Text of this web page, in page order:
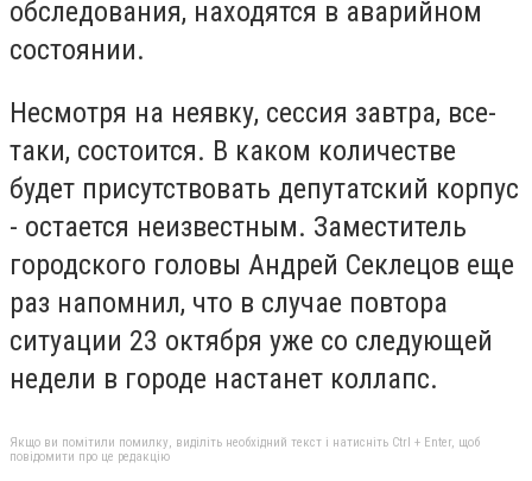
обследования, находятся в аварийном
состоянии.
Несмотря на неявку, сессия завтра, все-
таки, состоится. В каком количестве
будет присутствовать депутатский корпус
- остается неизвестным. Заместитель
городского головы Андрей Секлецов еще
раз напомнил, что в случае повтора
ситуации 23 октября уже со следующей
недели в городе настанет коллапс.
Якщо ви помітили помилку, виділіть необхідний текст і натисніть Ctrl + Enter, щоб
повідомити про це редакцію